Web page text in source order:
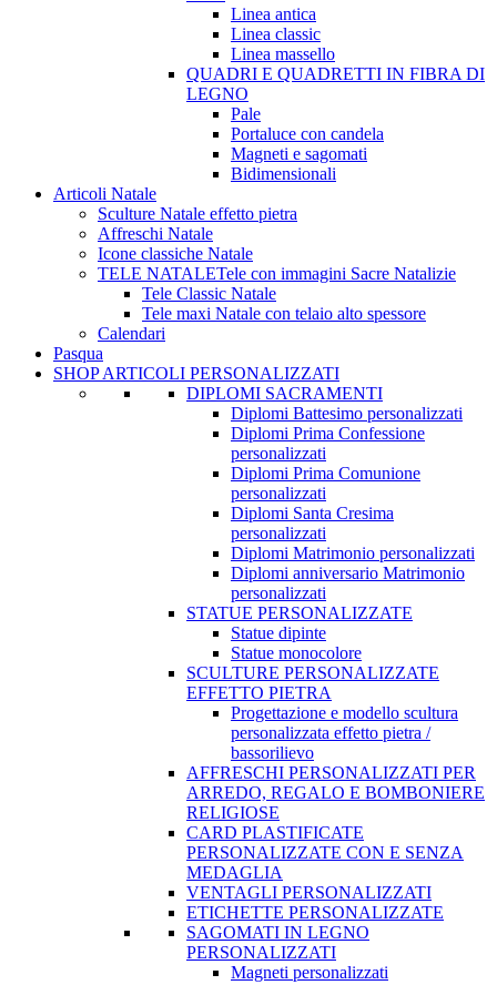
Linea antica
Linea classic
Linea massello
QUADRI E QUADRETTI IN FIBRA DI
LEGNO
Pale
Portaluce con candela
Magneti e sagomati
Bidimensionali
Articoli Natale
Sculture Natale effetto pietra
Affreschi Natale
Icone classiche Natale
TELE NATALETele con immagini Sacre Natalizie
Tele Classic Natale
Tele maxi Natale con telaio alto spessore
Calendari
Pasqua
SHOP ARTICOLI PERSONALIZZATI
DIPLOMI SACRAMENTI
Diplomi Battesimo personalizzati
Diplomi Prima Confessione
personalizzati
Diplomi Prima Comunione
personalizzati
Diplomi Santa Cresima
personalizzati
Diplomi Matrimonio personalizzati
Diplomi anniversario Matrimonio
personalizzati
STATUE PERSONALIZZATE
Statue dipinte
Statue monocolore
SCULTURE PERSONALIZZATE
EFFETTO PIETRA
Progettazione e modello scultura
personalizzata effetto pietra /
bassorilievo
AFFRESCHI PERSONALIZZATI PER
ARREDO, REGALO E BOMBONIERE
RELIGIOSE
CARD PLASTIFICATE
PERSONALIZZATE CON E SENZA
MEDAGLIA
VENTAGLI PERSONALIZZATI
ETICHETTE PERSONALIZZATE
SAGOMATI IN LEGNO
PERSONALIZZATI
Magneti personalizzati